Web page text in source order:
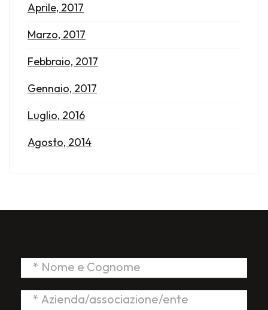
Aprile, 2017
Marzo, 2017
Febbraio, 2017
Gennaio, 2017
Luglio, 2016
Agosto, 2014